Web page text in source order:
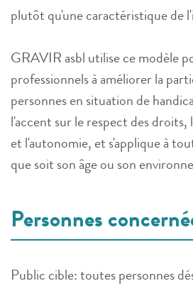
plutôt qu'une caractéristique de
GRAVIR asbl utilise ce modèle
professionnels à améliorer la
personnes en situation de
l'accent sur le respect des droits,
et l'autonomie, et s'applique à
que soit son âge ou son
Personnes
Public cible: toutes personnes